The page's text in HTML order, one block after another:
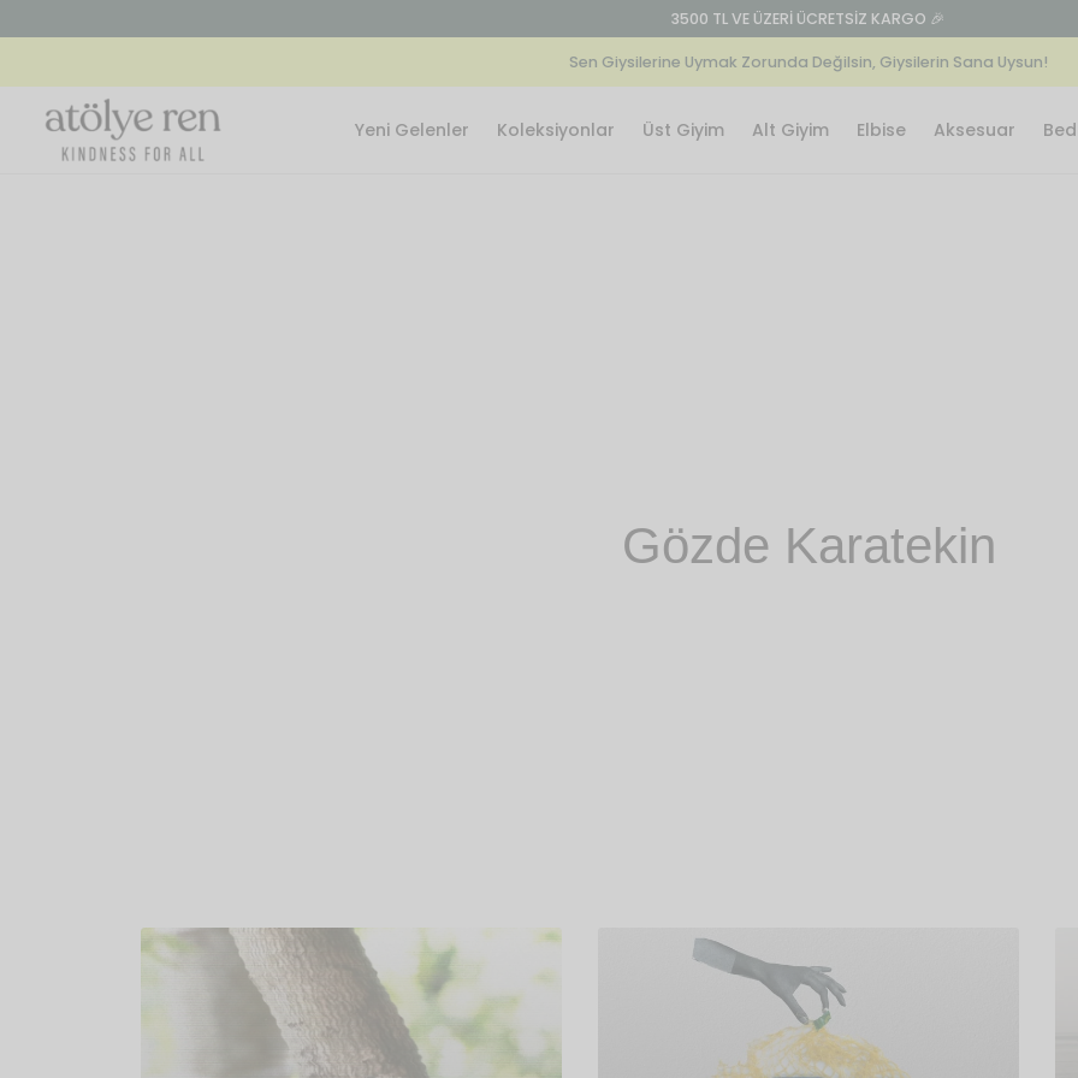
Tanısan çok seversin İlk Siparişte %15 İndirim için
Sen Giysilerine Uymak Zorunda Değilsin, Giysilerin Sana Uysun!
Yeni Gelenler Koleksiyonlar Üst Giyim Alt Giyim Elbise Aksesuar
Gözde Karatekin